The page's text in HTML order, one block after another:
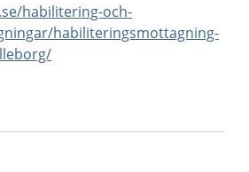
habilitering-och-
habiliteringsmottagning-